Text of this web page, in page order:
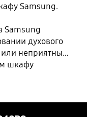
Samsung.
Samsung
духового
или неприятный
шкафу